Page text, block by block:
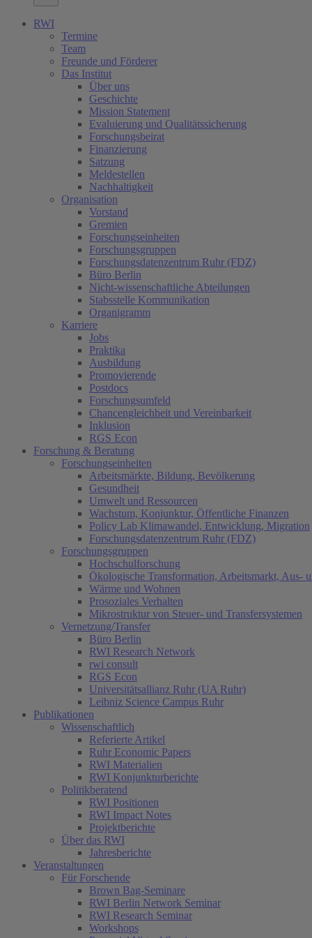
RWI
Termine
Team
Freunde und Förderer
Das Institut
Über uns
Geschichte
Mission Statement
Evaluierung und Qualitätssicherung
Forschungsbeirat
Finanzierung
Satzung
Meldestellen
Nachhaltigkeit
Organisation
Vorstand
Gremien
Forschungseinheiten
Forschungsgruppen
Forschungsdatenzentrum Ruhr (FDZ)
Büro Berlin
Nicht-wissenschaftliche Abteilungen
Stabsstelle Kommunikation
Organigramm
Karriere
Jobs
Praktika
Ausbildung
Promovierende
Postdocs
Forschungsumfeld
Chancengleichheit und Vereinbarkeit
Inklusion
RGS Econ
Forschung & Beratung
Forschungseinheiten
Arbeitsmärkte, Bildung, Bevölkerung
Gesundheit
Umwelt und Ressourcen
Wachstum, Konjunktur, Öffentliche Finanzen
Policy Lab Klimawandel, Entwicklung, Migration
Forschungsdatenzentrum Ruhr (FDZ)
Forschungsgruppen
Hochschulforschung
Ökologische Transformation, Arbeitsmarkt, Aus-
Wärme und Wohnen
Prosoziales Verhalten
Mikrostruktur von Steuer- und Transfersystemen
Vernetzung/Transfer
Büro Berlin
RWI Research Network
rwi consult
RGS Econ
Universitätsallianz Ruhr (UA Ruhr)
Leibniz Science Campus Ruhr
Publikationen
Wissenschaftlich
Referierte Artikel
Ruhr Economic Papers
RWI Materialien
RWI Konjunkturberichte
Politikberatend
RWI Positionen
RWI Impact Notes
Projektberichte
Über das RWI
Jahresberichte
Veranstaltungen
Für Forschende
Brown Bag-Seminare
RWI Berlin Network Seminar
RWI Research Seminar
Workshops